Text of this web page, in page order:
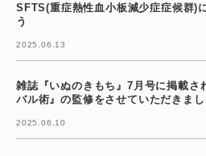
SFTS(重症熱性血小板減少症症候群)
う
2025.06.13
雑誌『いぬのきもち』7月号に掲載さ
バル術』の監修をさせていただきまし
2025.06.10